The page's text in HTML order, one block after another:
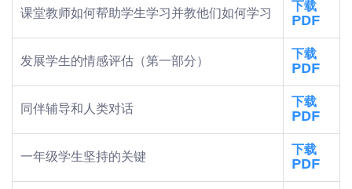
课堂教师如何帮助学生学习并教他们如何学习
下载
PDF
发展学生的情感评估（第一部分）
下载
PDF
同伴辅导和人类对话
下载
PDF
一年级学生坚持的关键
下载
PDF